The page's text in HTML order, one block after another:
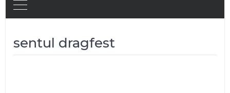
sentul dragfest